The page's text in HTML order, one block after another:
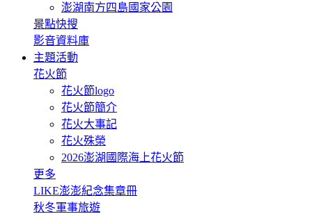
澎湖南方四島國家公園
景點快搜
影音資料庫
主題活動
花火節
花火節logo
花火節簡介
花火大事記
花火殊榮
2026澎湖國際海上花火節
更多
LIKE澎澎紀念集章冊
秋冬軍事旅遊